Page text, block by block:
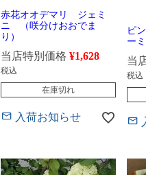
赤花オオデマリ ジェミ
ニ （咲分けおおでま
り）
当店特別価格 ¥1,628
税込
在庫切れ
入荷お知らせ
ピ
ー
当
税込